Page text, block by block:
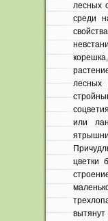
лесных
среди
лесных
или
цветки